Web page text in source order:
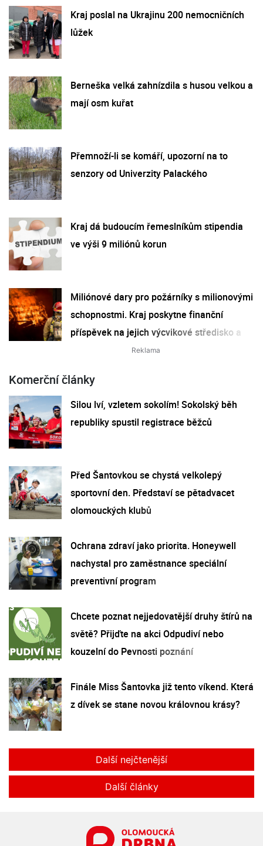
Kraj poslal na Ukrajinu 200 nemocničních
lůžek
Berneška velká zahnízdila s husou velkou a
mají osm kuřat
Přemnoží-li se komáří, upozorní na to
senzory od Univerzity Palackého
Kraj dá budoucím řemeslníkům stipendia
ve výši 9 miliónů korun
Miliónové dary pro požárníky s milionovými
schopnostmi. Kraj poskytne finanční
příspěvek na jejich výcvikové středisko a
Komerční články
Silou lví, vzletem sokolím! Sokolský běh
republiky spustil registrace běžců
Před Šantovkou se chystá velkolepý
sportovní den. Představí se pětadvacet
olomouckých klubů
Ochrana zdraví jako priorita. Honeywell
nachystal pro zaměstnance speciální
preventivní program
Chcete poznat nejjedovatější druhy štírů na
světě? Přijďte na akci Odpudiví nebo
kouzelní do Pevnosti poznání
Finále Miss Šantovka již tento víkend. Která
z dívek se stane novou královnou krásy?
Další nejčtenější
Další články